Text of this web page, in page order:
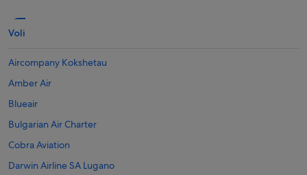
Voli
Aircompany Kokshetau
Amber Air
Blueair
Bulgarian Air Charter
Cobra Aviation
Darwin Airline SA Lugano